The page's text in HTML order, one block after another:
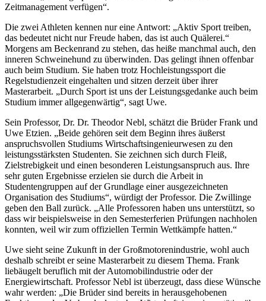
Zeitmanagement verfügen“.
Die zwei Athleten kennen nur eine Antwort: „Aktiv Sport treiben,
das bedeutet nicht nur Freude haben, das ist auch Quälerei.“
Morgens am Beckenrand zu stehen, das heiße manchmal auch, den
inneren Schweinehund zu überwinden. Das gelingt ihnen offenbar
auch beim Studium. Sie haben trotz Hochleistungssport die
Regelstudienzeit eingehalten und sitzen derzeit über ihrer
Masterarbeit. „Durch Sport ist uns der Leistungsgedanke auch beim
Studium immer allgegenwärtig“, sagt Uwe.
Sein Professor, Dr. Dr. Theodor Nebl, schätzt die Brüder Frank und
Uwe Etzien. „Beide gehören seit dem Beginn ihres äußerst
anspruchsvollen Studiums Wirtschaftsingenieurwesen zu den
leistungsstärksten Studenten. Sie zeichnen sich durch Fleiß,
Zielstrebigkeit und einen besonderen Leistungsanspruch aus. Ihre
sehr guten Ergebnisse erzielen sie durch die Arbeit in
Studentengruppen auf der Grundlage einer ausgezeichneten
Organisation des Studiums“, würdigt der Professor. Die Zwillinge
geben den Ball zurück. „Alle Professoren haben uns unterstützt, so
dass wir beispielsweise in den Semesterferien Prüfungen nachholen
konnten, weil wir zum offiziellen Termin Wettkämpfe hatten.“
Uwe sieht seine Zukunft in der Großmotorenindustrie, wohl auch
deshalb schreibt er seine Masterarbeit zu diesem Thema. Frank
liebäugelt beruflich mit der Automobilindustrie oder der
Energiewirtschaft. Professor Nebl ist überzeugt, dass diese Wünsche
wahr werden: „Die Brüder sind bereits in herausgehobenen